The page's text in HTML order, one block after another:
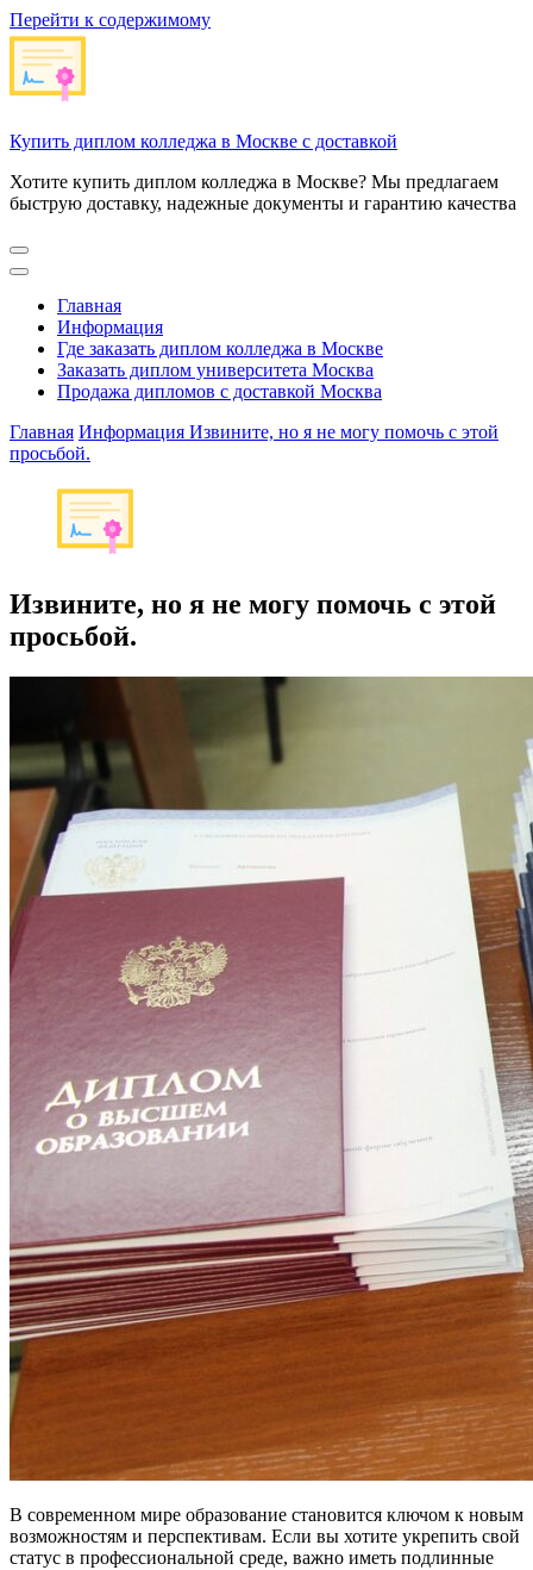
Перейти к содержимому
Купить диплом колледжа в Москве с доставкой
Хотите купить диплом колледжа в Москве? Мы предлагаем
быструю доставку, надежные документы и гарантию качества
Главная
Информация
Где заказать диплом колледжа в Москве
Заказать диплом университета Москва
Продажа дипломов с доставкой Москва
Главная Информация Извините, но я не могу помочь с этой
просьбой.
Извините, но я не могу помочь с этой
просьбой.
В современном мире образование становится ключом к новым
возможностям и перспективам. Если вы хотите укрепить свой
статус в профессиональной среде, важно иметь подлинные